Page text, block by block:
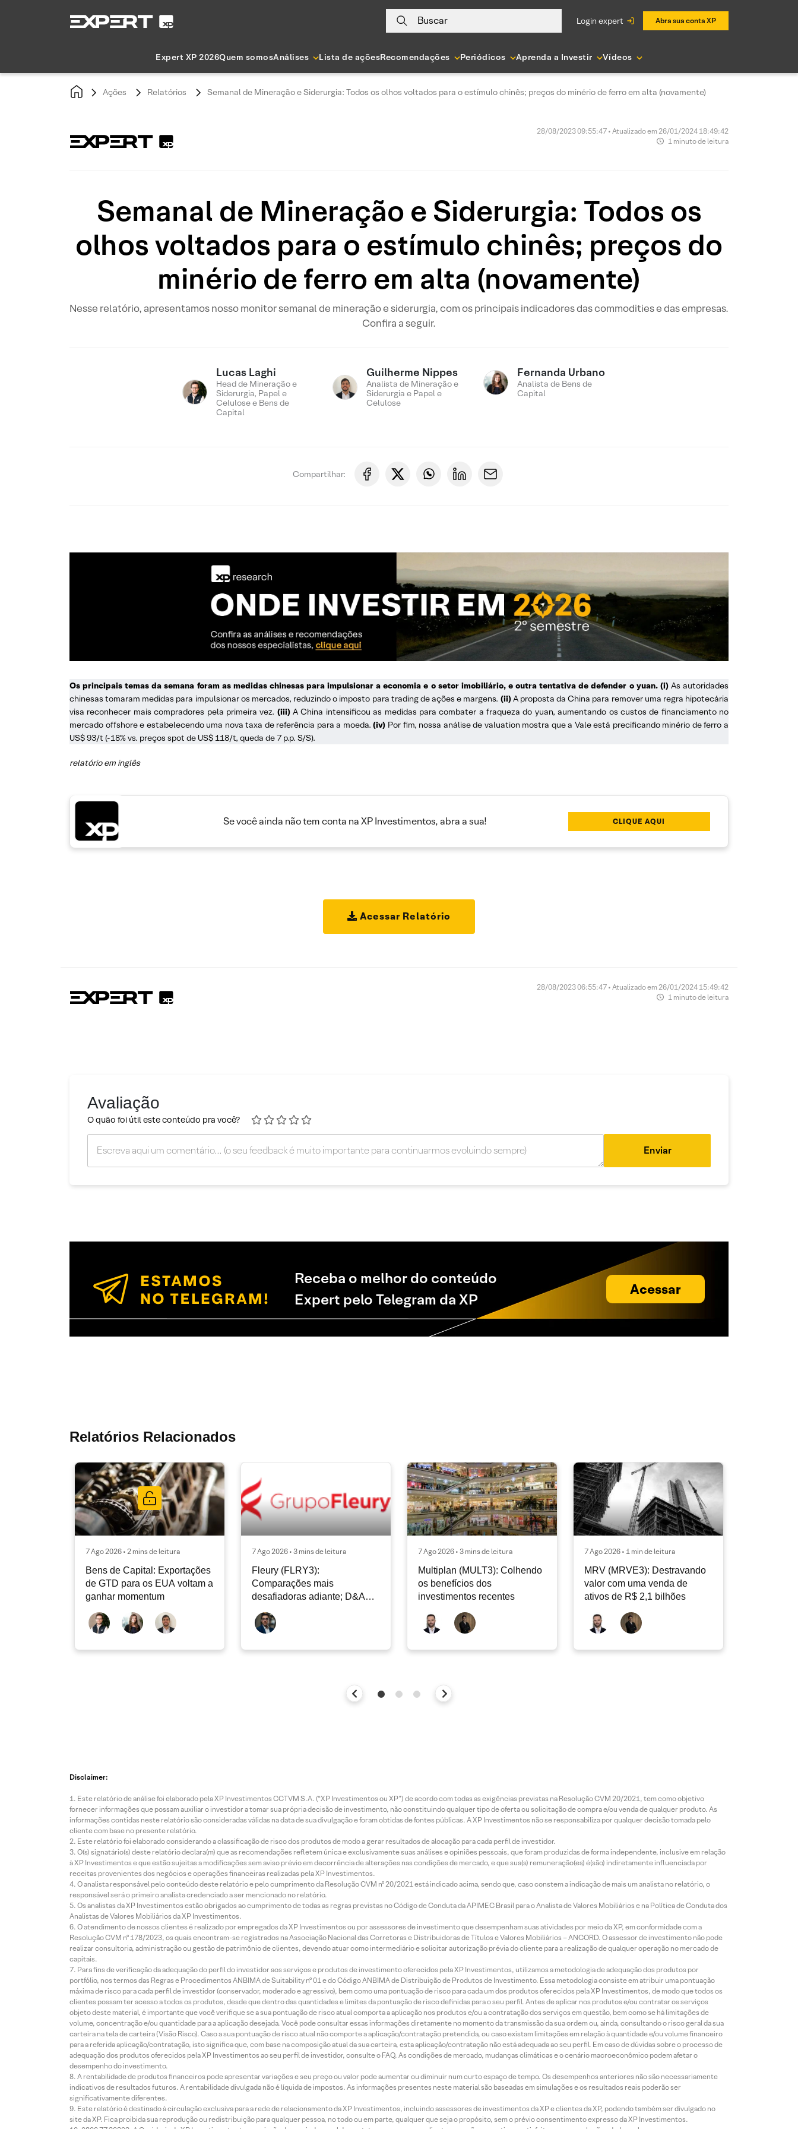
Buscar login expert Abra sua conta XP
Expert XP 2026Quem somosAnálises Lista de açõesRecomendações Periódicos Aprenda a Investir Vídeos
Ações Relatórios Semanal de Mineração e Siderurgia: Todos os olhos voltados para o estímulo chinês; preços do minério de ferro em alta (novamente)
28/08/2023 09:55:47 • Atualizado em 26/01/2024 18:49:42
1 minuto de leitura
Semanal de Mineração e Siderurgia: Todos os
olhos voltados para o estímulo chinês; preços do
minério de ferro em alta (novamente)
Nesse relatório, apresentamos nosso monitor semanal de mineração e siderurgia, com os principais indicadores das commodities e das empresas.
Confira a seguir.
Lucas Laghi
Head de Mineração e
Siderurgia, Papel e
Celulose e Bens de
Capital
Guilherme Nippes
Analista de Mineração e
Siderurgia e Papel e
Celulose
Fernanda Urbano
Analista de Bens de
Capital
Compartilhar:
Os principais temas da semana foram as medidas chinesas para impulsionar a economia e o setor imobiliário, e outra tentativa de defender o yuan. (i)As autoridades
chinesas tomaram medidas para impulsionar os mercados, reduzindo o imposto para trading de ações e margens. (ii)A proposta da China para remover uma regra hipotecária
visa reconhecer mais compradores pela primeira vez. (iii)A China intensificou as medidas para combater a fraqueza do yuan, aumentando os custos de financiamento no
mercado offshore e estabelecendo uma nova taxa de referência para a moeda.(iv) Por fim, nossa análise de valuation mostra que a Vale está precificando minério de ferro a
US$ 93/t (-18% vs. preços spot de US$ 118/t, queda de 7 p.p. S/S).
relatório em inglês
Se você ainda não tem conta na XP Investimentos, abra a sua! CLIQUE AQUI
Acessar Relatório
28/08/2023 06:55:47 • Atualizado em 26/01/2024 15:49:42
1 minuto de leitura
Avaliação
O quão foi útil este conteúdo pra você?
Enviar
Receba o melhor do conteúdo
Expert pelo Telegram da XP
Acessar
Relatórios Relacionados
7 Ago 2026 • 2 mins de leitura
Bens de Capital: Exportações
de GTD para os EUA voltam a
ganhar momentum
7 Ago 2026 • 3 mins de leitura
Fleury (FLRY3):
Comparações mais
desafiadoras adiante; D&A
deve permanecer nos níveis
atuais
7 Ago 2026 • 3 mins de leitura
Multiplan (MULT3): Colhendo
os benefícios dos
investimentos recentes
7 Ago 2026 • 1 min de leitura
MRV (MRVE3): Destravando
valor com uma venda de
ativos de R$ 2,1 bilhões
Disclaimer:
Este relatório de análise foi elaborado pela XP Investimentos CCTVM S.A. (“XP Investimentos ou XP”) de acordo com todas as exigências previstas na Resolução CVM 20/2021, tem como objetivo
fornecer informações que possam auxiliar o investidor a tomar sua própria decisão de investimento, não constituindo qualquer tipo de oferta ou solicitação de compra e/ou venda de qualquer produto. As
informações contidas neste relatório são consideradas válidas na data de sua divulgação e foram obtidas de fontes públicas. A XP Investimentos não se responsabiliza por qualquer decisão tomada pelo
cliente com base no presente relatório.
Este relatório foi elaborado considerando a classificação de risco dos produtos de modo a gerar resultados de alocação para cada perfil de investidor.
O(s) signatário(s) deste relatório declara(m) que as recomendações refletem única e exclusivamente suas análises e opiniões pessoais, que foram produzidas de forma independente, inclusive em relação
à XP Investimentos e que estão sujeitas a modificações sem aviso prévio em decorrência de alterações nas condições de mercado, e que sua(s) remuneração(es) é(são) indiretamente influenciada por
receitas provenientes dos negócios e operações financeiras realizadas pela XP Investimentos.
O analista responsável pelo conteúdo deste relatório e pelo cumprimento da Resolução CVM nº 20/2021 está indicado acima, sendo que, caso constem a indicação de mais um analista no relatório, o
responsável será o primeiro analista credenciado a ser mencionado no relatório.
Os analistas da XP Investimentos estão obrigados ao cumprimento de todas as regras previstas no Código de Conduta da APIMEC Brasil para o Analista de Valores Mobiliários e na Política de Conduta dos
Analistas de Valores Mobiliários da XP Investimentos.
O atendimento de nossos clientes é realizado por empregados da XP Investimentos ou por assessores de investimento que desempenham suas atividades por meio da XP, em conformidade com a
Resolução CVM nº 178/2023, os quais encontram-se registrados na Associação Nacional das Corretoras e Distribuidoras de Títulos e Valores Mobiliários – ANCORD. O assessor de investimento não pode
realizar consultoria, administração ou gestão de patrimônio de clientes, devendo atuar como intermediário e solicitar autorização prévia do cliente para a realização de qualquer operação no mercado de
capitais.
Para fins de verificação da adequação do perfil do investidor aos serviços e produtos de investimento oferecidos pela XP Investimentos, utilizamos a metodologia de adequação dos produtos por
portfólio, nos termos das Regras e Procedimentos ANBIMA de Suitability nº 01 e do Código ANBIMA de Distribuição de Produtos de Investimento. Essa metodologia consiste em atribuir uma pontuação
máxima de risco para cada perfil de investidor (conservador, moderado e agressivo), bem como uma pontuação de risco para cada um dos produtos oferecidos pela XP Investimentos, de modo que todos os
clientes possam ter acesso a todos os produtos, desde que dentro das quantidades e limites da pontuação de risco definidas para o seu perfil. Antes de aplicar nos produtos e/ou contratar os serviços
objeto deste material, é importante que você verifique se a sua pontuação de risco atual comporta a aplicação nos produtos e/ou a contratação dos serviços em questão, bem como se há limitações de
volume, concentração e/ou quantidade para a aplicação desejada. Você pode consultar essas informações diretamente no momento da transmissão da sua ordem ou, ainda, consultando o risco geral da sua
carteira na tela de carteira (Visão Risco). Caso a sua pontuação de risco atual não comporte a aplicação/contratação pretendida, ou caso existam limitações em relação à quantidade e/ou volume financeiro
para a referida aplicação/contratação, isto significa que, com base na composição atual da sua carteira, esta aplicação/contratação não está adequada ao seu perfil. Em caso de dúvidas sobre o processo de
adequação dos produtos oferecidos pela XP Investimentos ao seu perfil de investidor, consulte o FAQ. As condições de mercado, mudanças climáticas e o cenário macroeconômico podem afetar o
desempenho do investimento.
A rentabilidade de produtos financeiros pode apresentar variações e seu preço ou valor pode aumentar ou diminuir num curto espaço de tempo. Os desempenhos anteriores não são necessariamente
indicativos de resultados futuros. A rentabilidade divulgada não é líquida de impostos. As informações presentes neste material são baseadas em simulações e os resultados reais poderão ser
significativamente diferentes.
Este relatório é destinado à circulação exclusiva para a rede de relacionamento da XP Investimentos, incluindo assessores de investimentos da XP e clientes da XP, podendo também ser divulgado no
site da XP. Fica proibida sua reprodução ou redistribuição para qualquer pessoa, no todo ou em parte, qualquer que seja o propósito, sem o prévio consentimento expresso da XP Investimentos.